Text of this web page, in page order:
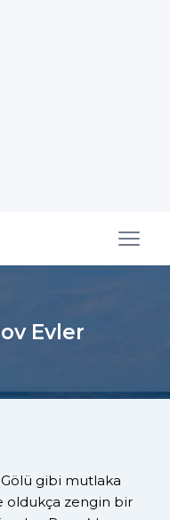
Evler
gibi mutlaka
oldukça zengin bir